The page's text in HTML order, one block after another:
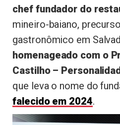
chef fundador do
mineiro-baiano,
gastronômico em
homenageado com o
Castilho –
que leva o nome do
falecido em 2024.